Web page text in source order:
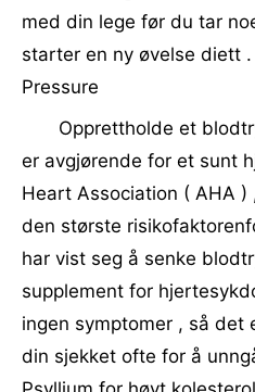
med din lege før du tar
starter en ny øvelse diett
Pressure
Opprettholde et
er avgjørende for et sunt
Heart Association ( AHA
den største
har vist seg å senke
supplement for
ingen symptomer , så
din sjekket ofte for å